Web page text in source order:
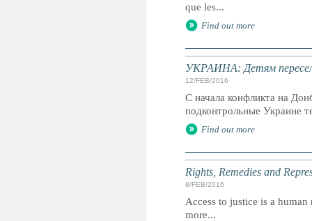
que les...
Find out more
УКРАИНА: Детям
12/FEB/2016
С начала конфликта на
подконтрольные Украине
Find out more
Rights, Remedies and
8/FEB/2016
Access to justice is a
more...